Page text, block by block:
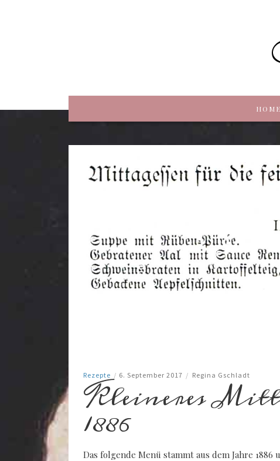
HOME
Rezepte / 6. September 2017 / Regina Gschladt
Kleineres
1886
Das folgende Menü stammt aus dem Jahre